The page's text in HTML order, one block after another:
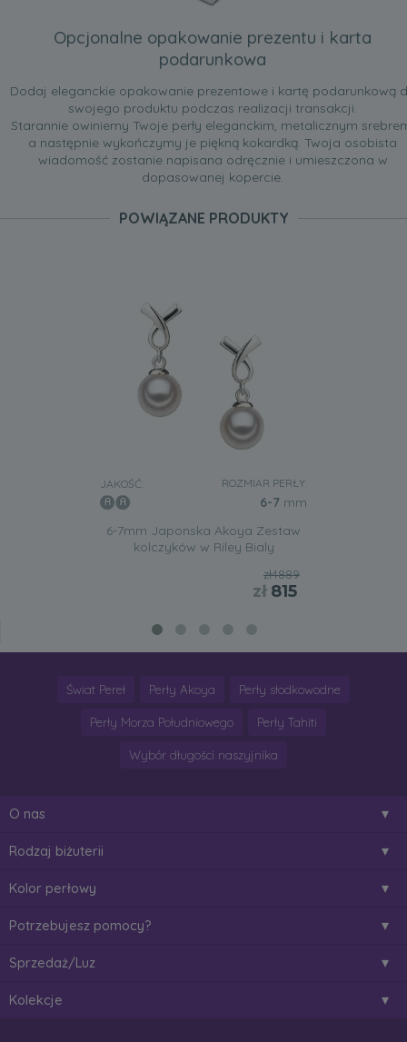
Opcjonalne opakowanie prezentu i karta
podarunkowa
Dodaj eleganckie opakowanie prezentowe i kartę podarunkową
swojego produktu podczas realizacji transakcji.
Starannie owiniemy Twoje perły eleganckim, metalicznym
a następnie wykończymy je piękną kokardką. Twoja osobista
wiadomość zostanie napisana odręcznie i umieszczona w
dopasowanej kopercie.
POWIĄZANE PRODUKTY
JAKOŚĆ: ROZMIAR PERŁY:
6-7 mm
6-7mm Japonska Akoya Zestaw
kolczyków w Riley Bialy
zł4889
zł 815
Świat Pereł Perły Akoya Perły słodkowodne
Perły Morza Południowego Perły Tahiti
Wybór długości naszyjnika
O nas
Rodzaj biżuterii
Kolor perłowy
Potrzebujesz pomocy?
Sprzedaż/Luz
Kolekcje